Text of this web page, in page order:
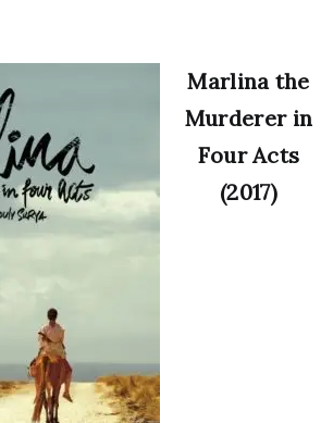
Marlina the
Murderer in
Four Acts
(2017)